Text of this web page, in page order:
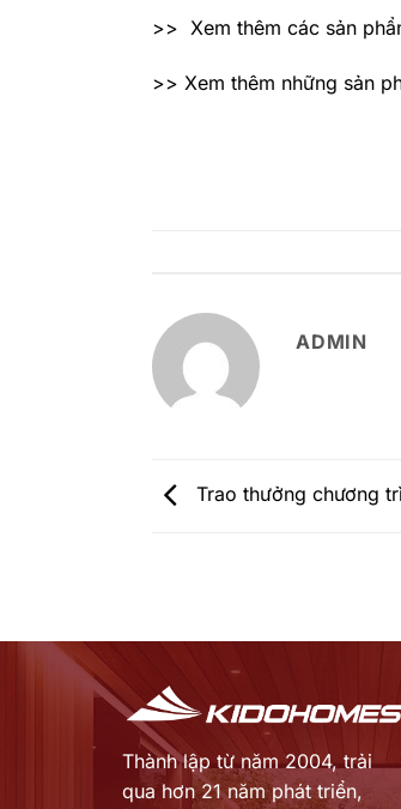
>> Xem thêm các sản
>> Xem thêm những sản
ADMIN
Trao thưởng chương
Thành lập từ năm 2004, trải
qua hơn 21 năm phát triển,